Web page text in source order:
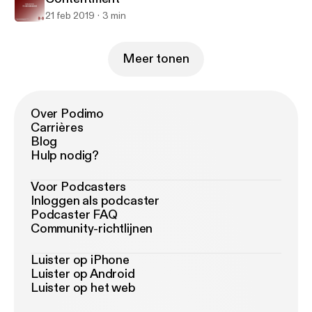
21 feb 2019 3 min
Meer tonen
Over Podimo
Carrières
Blog
Hulp nodig?
Voor Podcasters
Inloggen als podcaster
Podcaster FAQ
Community-richtlijnen
Luister op iPhone
Luister op Android
Luister op het web